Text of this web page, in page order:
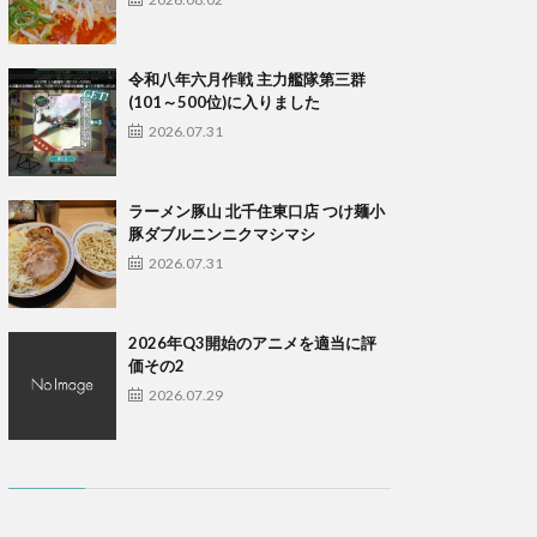
令和八年六月作戦 主力艦隊第三群
(101～500位)に入りました
2026.07.31
ラーメン豚山 北千住東口店 つけ麺小
豚ダブルニンニクマシマシ
2026.07.31
2026年Q3開始のアニメを適当に評
価その2
2026.07.29